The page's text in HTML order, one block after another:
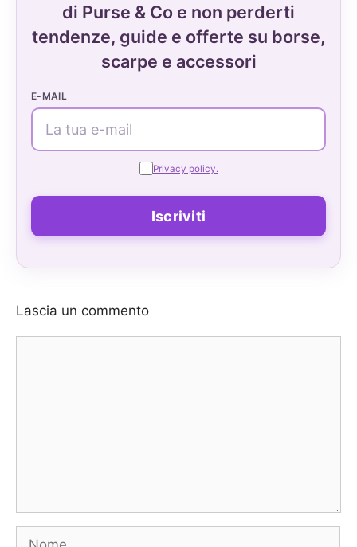
di Purse & Co e non perderti
tendenze, guide e offerte su borse,
scarpe e accessori
E-MAIL
Privacy policy.
Lascia un commento
Nome